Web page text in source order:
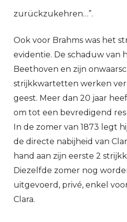
zurückzukehren…”.
Ook voor Brahms was het
evidentie. De schaduw van
Beethoven en zijn
strijkkwartetten werken
geest. Meer dan 20 jaar
om tot een bevredigend
In de zomer van 1873 legt
de directe nabijheid van
hand aan zijn eerste 2
Diezelfde zomer nog
uitgevoerd, privé, enkel
Clara.